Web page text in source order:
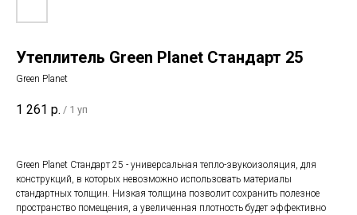
Утеплитель Green Planet Стандарт 25
Green Planet
1 261 р. / 1 уп
Green Planet Стандарт 25 - универсальная тепло-звукоизоляция, для
конструкций, в которых невозможно использовать материалы
стандартных толщин. Низкая толщина позволит сохранить полезное
пространство помещения, а увеличенная плотность будет эффективно